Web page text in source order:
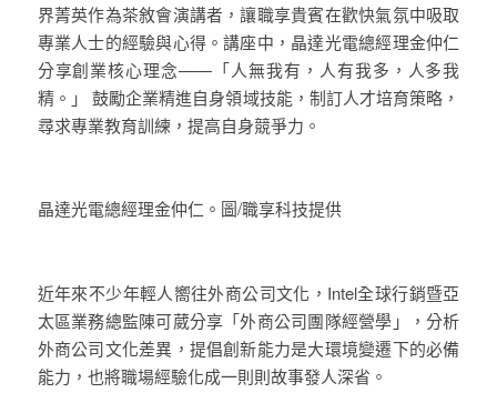
界菁英作為茶敘會演講者，讓職享貴賓在歡快氣氛中吸取
專業人士的經驗與心得。講座中，晶達光電總經理金仲仁
分享創業核心理念——「人無我有，人有我多，人多我
精。」 鼓勵企業精進自身領域技能，制訂人才培育策略，
尋求專業教育訓練，提高自身競爭力。
晶達光電總經理金仲仁。圖/職享科技提供
近年來不少年輕人嚮往外商公司文化，Intel全球行銷暨亞
太區業務總監陳可葳分享「外商公司團隊經營學」，分析
外商公司文化差異，提倡創新能力是大環境變遷下的必備
能力，也將職場經驗化成一則則故事發人深省。